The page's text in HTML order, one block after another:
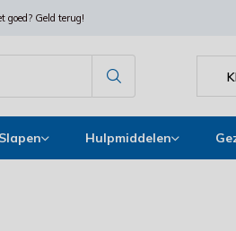
goed? Geld terug!
Hulpmiddelen